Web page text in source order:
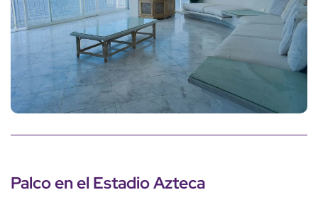
Palco en el Estadio Azteca